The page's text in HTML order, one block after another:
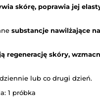
skórę, poprawia jej
substancje nawilżające
regenerację skóry,
lub co drugi dzień.
1 próbka